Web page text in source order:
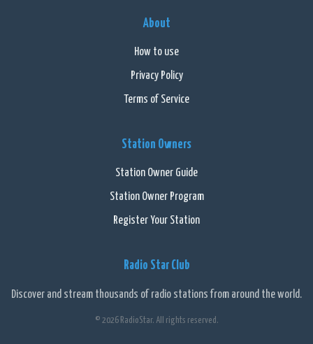
About
How to use
Privacy Policy
Terms of Service
Station Owners
Station Owner Guide
Station Owner Program
Register Your Station
Radio Star Club
Discover and stream thousands of radio stations from around the world.
© 2026 RadioStar. All rights reserved.